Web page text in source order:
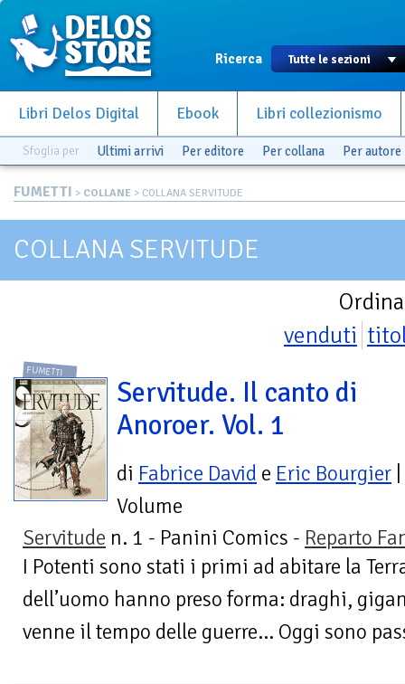
Ricerca
Libri Delos Digital Ebook Libri collezionismo
Sfoglia per Ultimi arrivi Per editore Per collana Per autore
FUMETTI > COLLANE > COLLANA SERVITUDE
COLLANA SERVITUDE
venduti
FUMETTI
Servitude. Il canto di
Anoroer. Vol. 1
di Fabrice David e Eric Bourgier
Volume
Servitude n. 1 - Panini Comics - Reparto
I Potenti sono stati i primi ad abitare la
dell’uomo hanno preso forma: draghi,
venne il tempo delle guerre… Oggi sono